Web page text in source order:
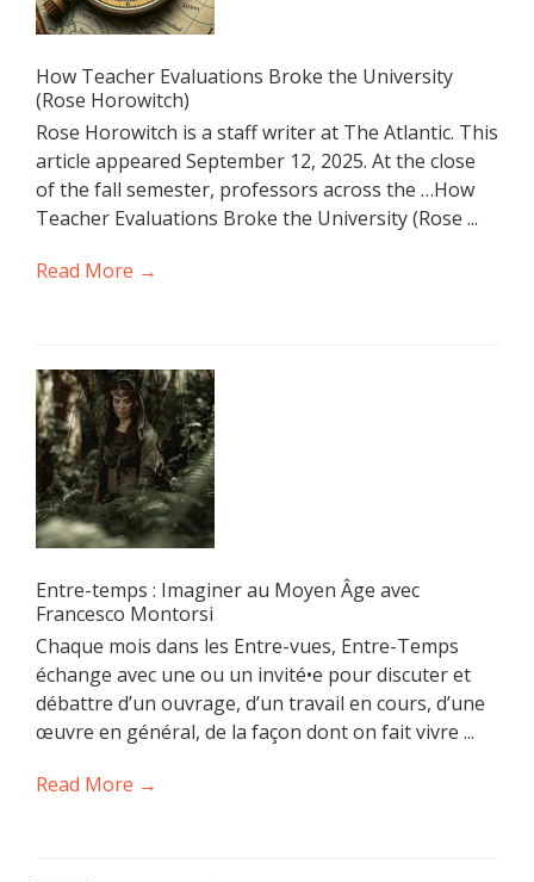
How Teacher Evaluations Broke the University
(Rose Horowitch)
Rose Horowitch is a staff writer at The Atlantic. This
article appeared September 12, 2025. At the close
of the fall semester, professors across the …How
Teacher Evaluations Broke the University (Rose ...
Read More →
Entre-temps : Imaginer au Moyen Âge avec
Francesco Montorsi
Chaque mois dans les Entre-vues, Entre-Temps
échange avec une ou un invité•e pour discuter et
débattre d’un ouvrage, d’un travail en cours, d’une
œuvre en général, de la façon dont on fait vivre ...
Read More →